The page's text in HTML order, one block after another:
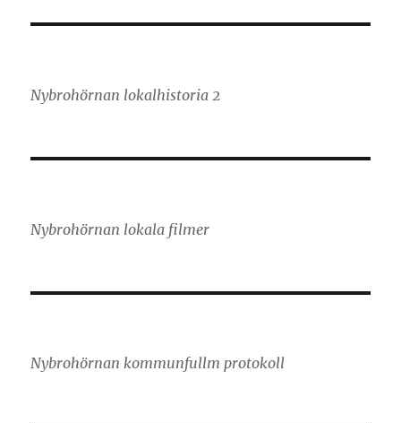
Nybrohörnan lokalhistoria 2
Nybrohörnan lokala filmer
Nybrohörnan kommunfullm protokoll